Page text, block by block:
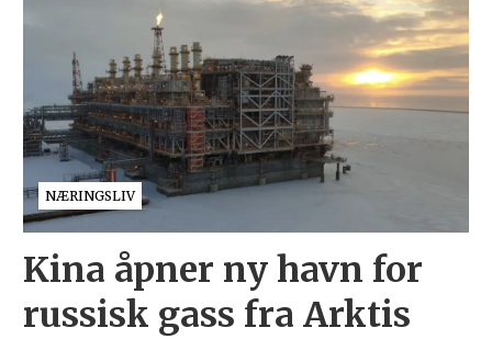
NÆRINGSLIV
Kina åpner ny havn for
russisk gass fra Arktis